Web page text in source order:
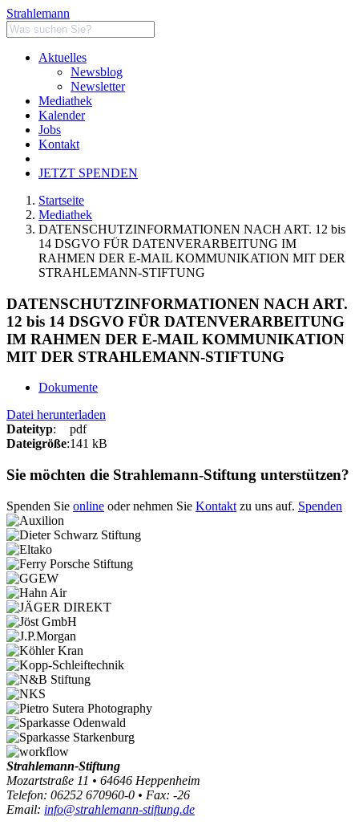
Strahlemann
Aktuelles
Newsblog
Newsletter
Mediathek
Kalender
Jobs
Kontakt
JETZT SPENDEN
Startseite
Mediathek
DATENSCHUTZINFORMATIONEN NACH ART. 12 bis
14 DSGVO FÜR DATENVERARBEITUNG IM
RAHMEN DER E-MAIL KOMMUNIKATION MIT DER
STRAHLEMANN-STIFTUNG
DATENSCHUTZINFORMATIONEN NACH ART.
12 bis 14 DSGVO FÜR DATENVERARBEITUNG
IM RAHMEN DER E-MAIL KOMMUNIKATION
MIT DER STRAHLEMANN-STIFTUNG
Dokumente
Datei herunterladen
Dateityp:
pdf
Dateigröße:141 kB
Sie möchten die Strahlemann-Stiftung unterstützen?
Spenden Sie online oder nehmen Sie Kontakt zu uns auf. Spenden
Strahlemann-Stiftung
Mozartstraße 11 • 64646 Heppenheim
Telefon: 06252 670960-0 • Fax: -26
Email: info@strahlemann-stiftung.de